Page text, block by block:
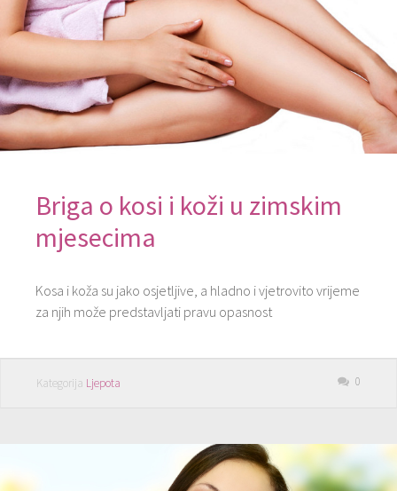
Briga o kosi i koži u zimskim
mjesecima
Kosa i koža su jako osjetljive, a hladno i vjetrovito vrijeme
za njih može predstavljati pravu opasnost
Kategorija Ljepota 0